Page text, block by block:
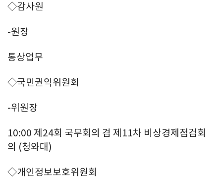
◇감사원
-원장
통상업무
◇국민권익위원회
-위원장
10:00 제24회 국무회의 겸 제11차 비상경제점검회
의 (청와대)
◇개인정보보호위원회